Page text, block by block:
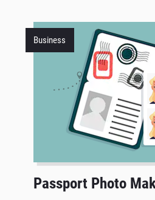
Business
Passport Photo